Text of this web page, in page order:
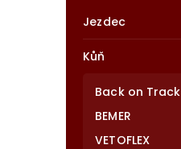
Jezdec
Kůň
Back on Track
BEMER
VETOFLEX